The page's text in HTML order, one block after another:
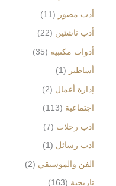
أدب مصور
11
أدب ناشئين 22
أدوات مكتبية 35
أساطير
1
إدارة أعمال 2
اجتماعية 113
ادب رحلات 7
ادب رسائل 1
الفن والموسيقي 2
تاريخية 163